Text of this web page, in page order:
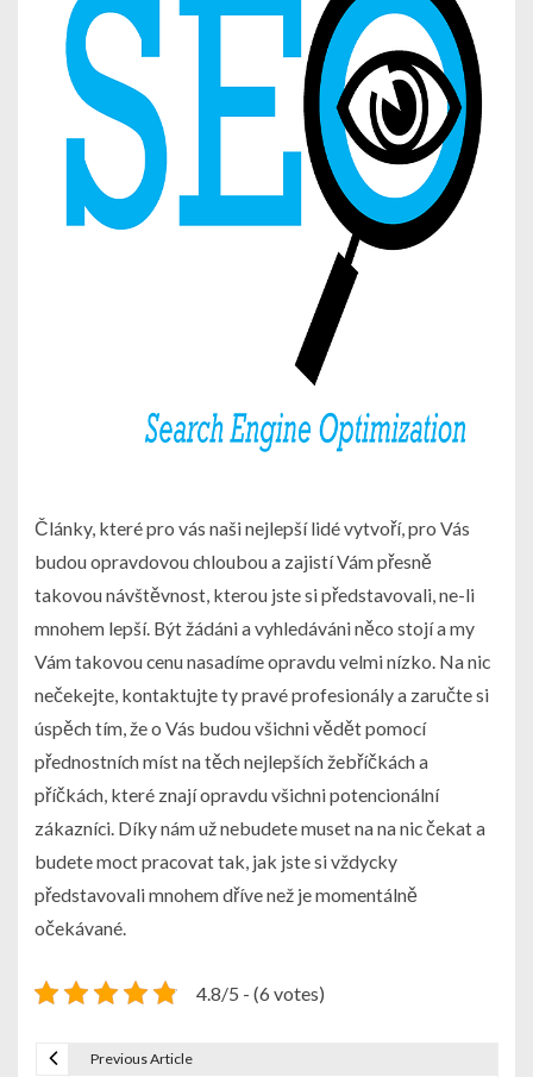
Články, které pro vás naši nejlepší lidé vytvoří, pro Vás
budou opravdovou chloubou a zajistí Vám přesně
takovou návštěvnost, kterou jste si představovali, ne-li
mnohem lepší. Být žádáni a vyhledáváni něco stojí a my
Vám takovou cenu nasadíme opravdu velmi nízko. Na nic
nečekejte, kontaktujte ty pravé profesionály a zaručte si
úspěch tím, že o Vás budou všichni vědět pomocí
přednostních míst na těch nejlepších žebříčkách a
příčkách, které znají opravdu všichni potencionální
zákazníci. Díky nám už nebudete muset na na nic čekat a
budete moct pracovat tak, jak jste si vždycky
představovali mnohem dříve než je momentálně
očekávané.
4.8/5 - (6 votes)
Previous Article